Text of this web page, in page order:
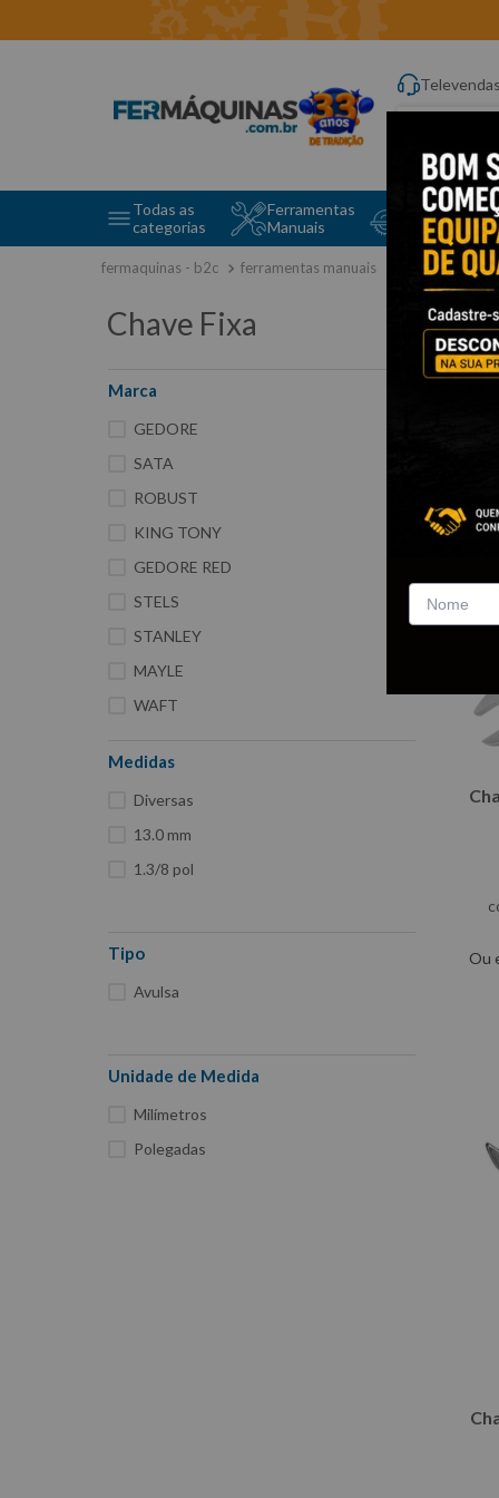
Digite aqui o
Todas as
categorias
Ferramentas
Manuais
e Máquinas
ferramentas manuais chave fixa
Chave Fixa
Marca
GEDORE
SATA
ROBUST
KING TONY
GEDORE RED
STELS
STANLEY
MAYLE
WAFT
FORD
WESTERN
Tramontina Pro
Medidas
Diversas
13.0 mm
1.3/8 pol
Tipo
Avulsa
Unidade de Medida
Milímetros
Polegadas
Ou